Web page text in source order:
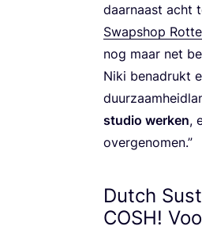
daar­naast acht
Swap­shop
nog maar net
Niki bena­drukt
stu­dio wer­ken,
overgenomen.”
Dutch
COSH!